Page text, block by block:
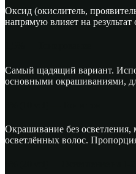
Оксид (окислитель,
напрямую влияет на
Самый щадящий вариант.
основными окрашиваниями,
Окрашивание без осветления,
осветлённых волос.